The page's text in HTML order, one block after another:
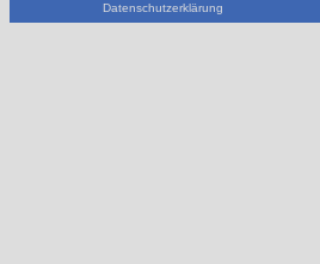
Datenschutzerklärung